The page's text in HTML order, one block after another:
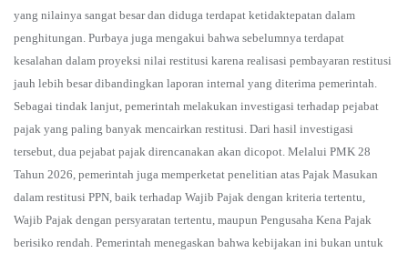
yang nilainya sangat besar dan diduga terdapat ketidaktepatan dalam
penghitungan. Purbaya juga mengakui bahwa sebelumnya terdapat
kesalahan dalam proyeksi nilai restitusi karena realisasi pembayaran restitusi
jauh lebih besar dibandingkan laporan internal yang diterima pemerintah.
Sebagai tindak lanjut, pemerintah melakukan investigasi terhadap pejabat
pajak yang paling banyak mencairkan restitusi. Dari hasil investigasi
tersebut, dua pejabat pajak direncanakan akan dicopot. Melalui PMK 28
Tahun 2026, pemerintah juga memperketat penelitian atas Pajak Masukan
dalam restitusi PPN, baik terhadap Wajib Pajak dengan kriteria tertentu,
Wajib Pajak dengan persyaratan tertentu, maupun Pengusaha Kena Pajak
berisiko rendah. Pemerintah menegaskan bahwa kebijakan ini bukan untuk